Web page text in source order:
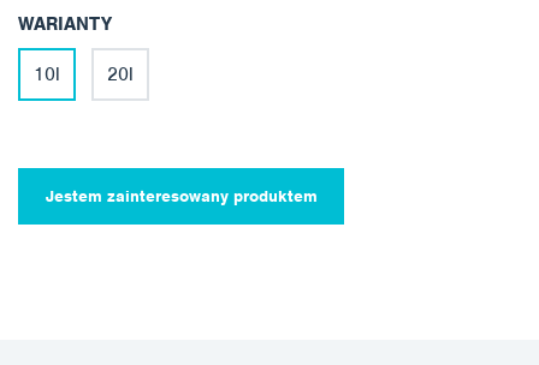
WARIANTY
10l 20l
Jestem zainteresowany produktem